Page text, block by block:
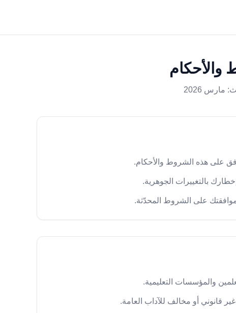
والأحكام
مارس 2026
بالتغييرات الجوهرية.
على الشروط المحدّثة.
والمؤسسات التعليمية.
قانوني أو مخالف للآداب العامة.